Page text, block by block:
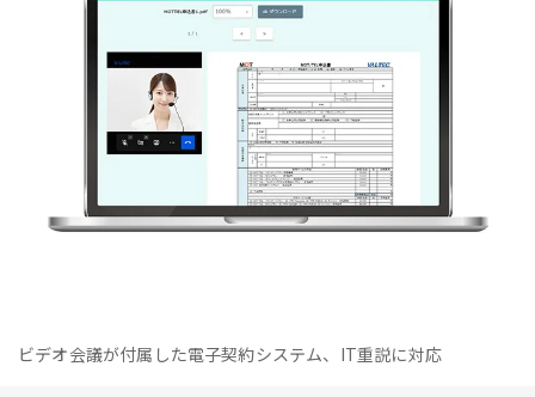
ビデオ会議が付属した電子契約システム、IT重説に対応